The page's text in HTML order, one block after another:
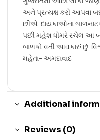
અને પ્રત્યક્ષ કરી આપવા
છીએ. દાયકાઓના
પછી મહેશ ધીમરે રચેલ આ
બાળકો વતી આવકારું છું.
મહેતા- અમદાવાદ
Additional
Reviews (0)